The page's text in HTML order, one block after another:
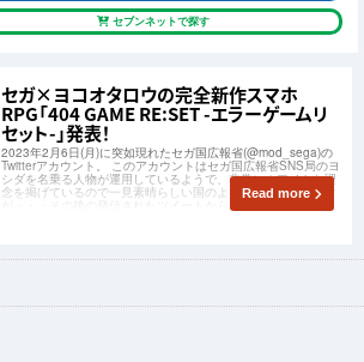
セブンネットで探す
セガ×ヨコオタロウの完全新作スマホ
RPG「404 GAME RE:SET -エラーゲームリ
セット-」発表！
2023年2月6日(月)に突如現れたセガ国広報省(@mod_sega)の
Twitterアカウント。 このアカウントはセガ国広報省SNS局のヨ
シダを名乗る人物が運用しているようで、非常にホワイトな理
念を掲げているので一見素晴らしい国のようにも感じるのです
が・・・その後の発信されたツイートからはやや怪しい雰囲気
Read more